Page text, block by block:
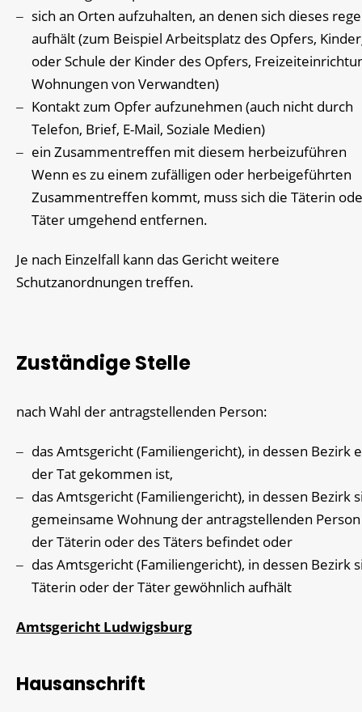
sich an Orten aufzuhalten, an denen sich dieses
aufhält(zum Beispiel Arbeitsplatz des Opfers,
oder Schule der Kinder des Opfers,
Wohnungen von Verwandten)
Kontakt zum Opfer aufzunehmen (auch nicht durch
Telefon, Brief, E-Mail, Soziale Medien)
ein Zusammentreffen mit diesem herbeizuführen
Wenn es zu einem zufälligen oder herbeigeführten
Zusammentreffen kommt, muss sich die Täterin
Täter umgehend entfernen.
Je nach Einzelfall kann das Gericht weitere
Schutzanordnungen treffen.
Zuständige Stelle
nach Wahl der antragstellenden Person:
das Amtsgericht (Familiengericht), in dessen Bezirk
der Tat gekommen ist,
das Amtsgericht (Familiengericht), in dessen Bezirk
gemeinsame Wohnung der antragstellenden
der Täterin oder des Täters befindet oder
das Amtsgericht (Familiengericht), in dessen Bezirk
Täterin oder der Täter gewöhnlich aufhält
Amtsgericht Ludwigsburg
Hausanschrift